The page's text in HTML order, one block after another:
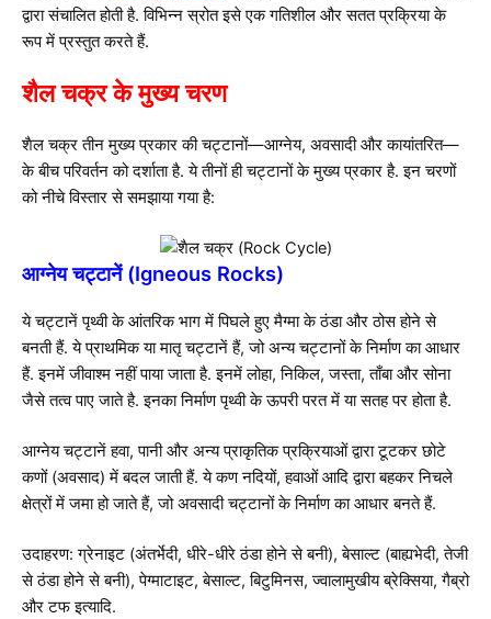
द्वारा संचालित होती है. विभिन्न स्रोत इसे एक गतिशील और सतत प्रक्रिया के
रूप में प्रस्तुत करते हैं.
शैल चक्र के मुख्य चरण
शैल चक्र तीन मुख्य प्रकार की चट्टानों—आग्नेय, अवसादी और कायांतरित—
के बीच परिवर्तन को दर्शाता है. ये तीनों ही चट्टानों के मुख्य प्रकार है. इन चरणों
को नीचे विस्तार से समझाया गया है:
आग्नेय चट्टानें (Igneous Rocks)
ये चट्टानें पृथ्वी के आंतरिक भाग में पिघले हुए मैग्मा के ठंडा और ठोस होने से
बनती हैं. ये प्राथमिक या मातृ चट्टानें हैं, जो अन्य चट्टानों के निर्माण का आधार
हैं. इनमें जीवाश्म नहीं पाया जाता है. इनमें लोहा, निकिल, जस्ता, ताँबा और सोना
जैसे तत्व पाए जाते है. इनका निर्माण पृथ्वी के ऊपरी परत में या सतह पर होता है.
आग्नेय चट्टानें हवा, पानी और अन्य प्राकृतिक प्रक्रियाओं द्वारा टूटकर छोटे
कणों (अवसाद) में बदल जाती हैं. ये कण नदियों, हवाओं आदि द्वारा बहकर निचले
क्षेत्रों में जमा हो जाते हैं, जो अवसादी चट्टानों के निर्माण का आधार बनते हैं.
उदाहरण: ग्रेनाइट (अंतर्भेदी, धीरे-धीरे ठंडा होने से बनी), बेसाल्ट (बाह्यभेदी, तेजी
से ठंडा होने से बनी), पेग्माटाइट, बेसाल्ट, बिटुमिनस, ज्वालामुखीय ब्रेक्सिया, गैब्रो
और टफ इत्यादि.